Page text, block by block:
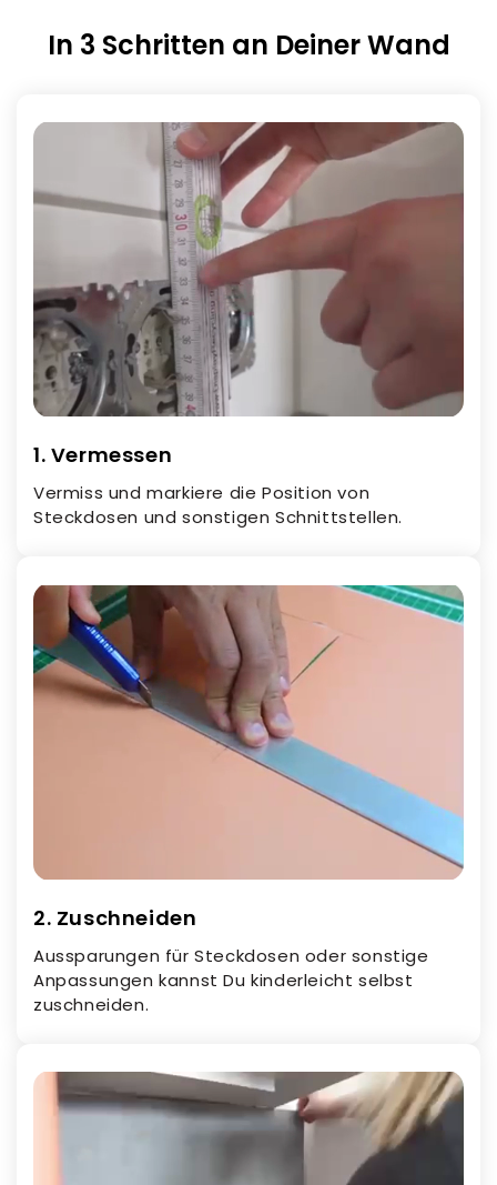
In 3 Schritten an Deiner Wand
1. Vermessen
Vermiss und markiere die Position von
Steckdosen und sonstigen Schnittstellen.
2. Zuschneiden
Aussparungen für Steckdosen oder sonstige
Anpassungen kannst Du kinderleicht selbst
zuschneiden.